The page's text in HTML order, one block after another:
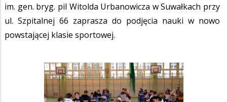
im. gen. bryg. pil Witolda Urbanowicza w Suwałkach przy
ul. Szpitalnej 66 zaprasza do podjęcia nauki w nowo
powstającej klasie sportowej.